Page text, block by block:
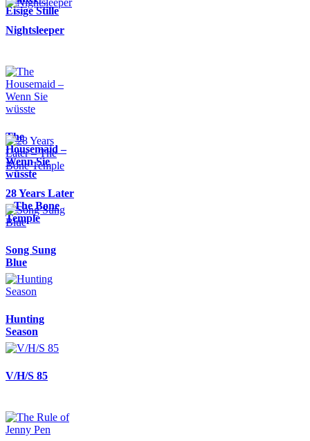
Eisige Stille
Nightsleeper
The
Housemaid –
Wenn Sie
wüsste
28 Years Later
– The Bone
Temple
Song Sung
Blue
Hunting
Season
V/H/S 85